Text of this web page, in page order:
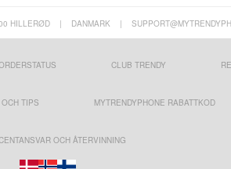
HILLERØD | DANMARK |
CLUB TRENDY
TIPS MYTRENDYPHONE RABATTKOD
OCH ÅTERVINNING